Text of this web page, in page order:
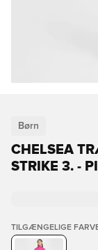
Børn
CHELSEA
STRIKE 3. -
TILGÆNGELIGE